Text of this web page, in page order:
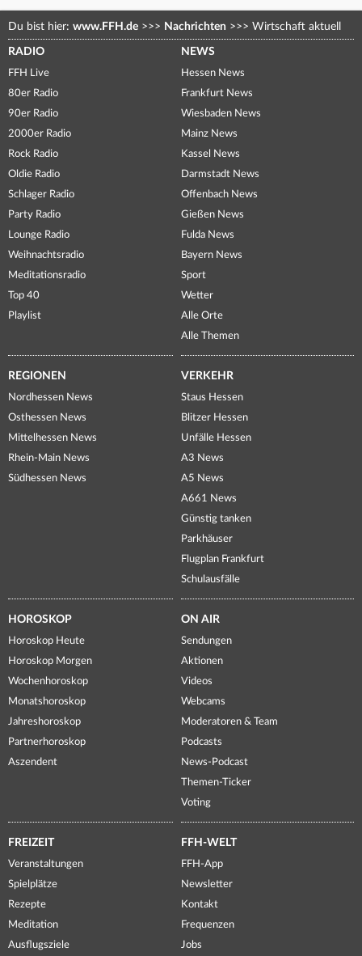
Du bist hier: www.FFH.de >>> Nachrichten >>> Wirtschaft aktuell
RADIO
FFH Live
80er Radio
90er Radio
2000er Radio
Rock Radio
Oldie Radio
Schlager Radio
Party Radio
Lounge Radio
Weihnachtsradio
Meditationsradio
Top 40
Playlist
NEWS
Hessen News
Frankfurt News
Wiesbaden News
Mainz News
Kassel News
Darmstadt News
Offenbach News
Gießen News
Fulda News
Bayern News
Sport
Wetter
Alle Orte
Alle Themen
REGIONEN
Nordhessen News
Osthessen News
Mittelhessen News
Rhein-Main News
Südhessen News
VERKEHR
Staus Hessen
Blitzer Hessen
Unfälle Hessen
A3 News
A5 News
A661 News
Günstig tanken
Parkhäuser
Flugplan Frankfurt
Schulausfälle
HOROSKOP
Horoskop Heute
Horoskop Morgen
Wochenhoroskop
Monatshoroskop
Jahreshoroskop
Partnerhoroskop
Aszendent
ON AIR
Sendungen
Aktionen
Videos
Webcams
Moderatoren & Team
Podcasts
News-Podcast
Themen-Ticker
Voting
FREIZEIT
Veranstaltungen
Spielplätze
Rezepte
Meditation
Ausflugsziele
FFH-WELT
FFH-App
Newsletter
Kontakt
Frequenzen
Jobs